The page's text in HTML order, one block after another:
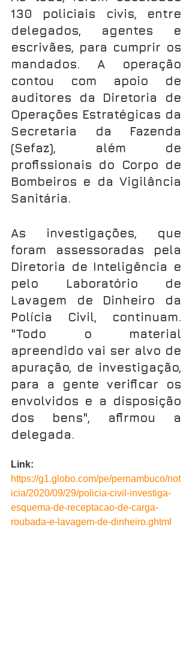
130 policiais civis, entre
delegados, agentes e
escrivães, para cumprir os
mandados. A operação
contou com apoio de
auditores da Diretoria de
Operações Estratégicas da
Secretaria da Fazenda
(Sefaz), além de
profissionais do Corpo de
Bombeiros e da Vigilância
Sanitária.
As investigações, que
foram assessoradas pela
Diretoria de Inteligência e
pelo Laboratório de
Lavagem de Dinheiro da
Polícia Civil, continuam.
"Todo o material
apreendido vai ser alvo de
apuração, de investigação,
para a gente verificar os
envolvidos e a disposição
dos bens", afirmou a
delegada.
Link:
https://g1.globo.com/pe/pernambuco/not
icia/2020/09/29/policia-civil-investiga-
esquema-de-receptacao-de-carga-
roubada-e-lavagem-de-dinheiro.ghtml